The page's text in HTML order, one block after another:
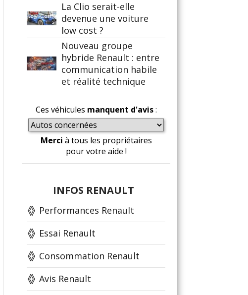
La Clio serait-elle
devenue une voiture
low cost ?
Nouveau groupe
hybride Renault : entre
communication habile
et réalité technique
Ces véhicules manquent d'avis:
Merci à tous les propriétaires
pour votre aide !
INFOS RENAULT
Performances Renault
Essai Renault
Consommation Renault
Avis Renault